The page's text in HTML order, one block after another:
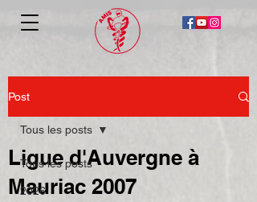
Post
Tous les posts
2026
Tous les posts
Ligue d'Auvergne à
Mauriac 2007